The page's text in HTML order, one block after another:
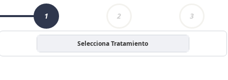
1 2 3
Selecciona Tratamiento